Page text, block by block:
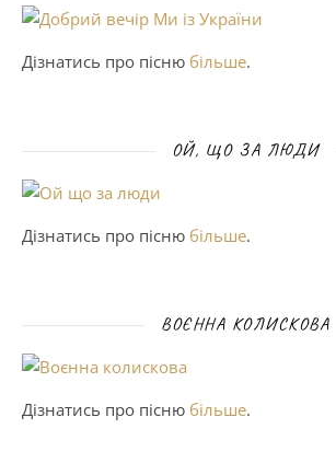
Дізнатись про пісню більше.
ОЙ, ЩО ЗА ЛЮДИ
Дізнатись про пісню більше.
ВОЄННА КОЛИСКОВА
Дізнатись про пісню більше.